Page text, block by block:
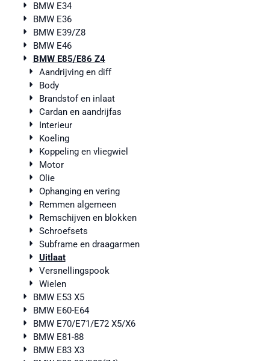
BMW E34
BMW E36
BMW E39/Z8
BMW E46
BMW E85/E86 Z4
Aandrijving en diff
Body
Brandstof en inlaat
Cardan en aandrijfas
Interieur
Koeling
Koppeling en vliegwiel
Motor
Olie
Ophanging en vering
Remmen algemeen
Remschijven en blokken
Schroefsets
Subframe en draagarmen
Uitlaat
Versnellingspook
Wielen
BMW E53 X5
BMW E60-E64
BMW E70/E71/E72 X5/X6
BMW E81-88
BMW E83 X3